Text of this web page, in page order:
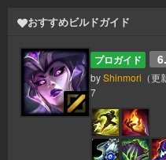
おすすめビルドガイド
プロガイド
byShinmori （更
7